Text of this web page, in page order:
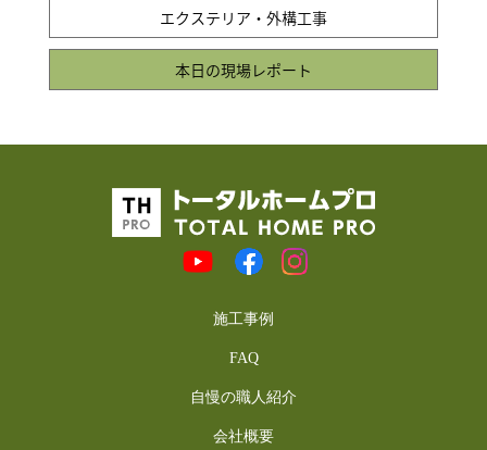
エクステリア・外構工事
本日の現場レポート
施工事例
FAQ
自慢の職人紹介
会社概要